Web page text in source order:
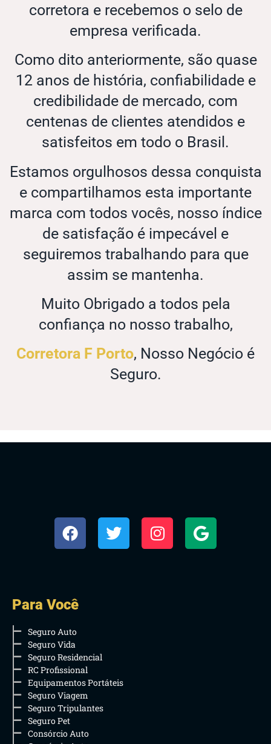
corretora e recebemos o selo de
empresa verificada.
Como dito anteriormente, são quase
12 anos de história, confiabilidade e
credibilidade de mercado, com
centenas de clientes atendidos e
satisfeitos em todo o Brasil.
Estamos orgulhosos dessa conquista
e compartilhamos esta importante
marca com todos vocês, nosso índice
de satisfação é impecável e
seguiremos trabalhando para que
assim se mantenha.
Muito Obrigado a todos pela
confiança no nosso trabalho,
Corretora F Porto, Nosso Negócio é
Seguro.
Para Você
Seguro Auto
Seguro Vida
Seguro Residencial
RC Profissional
Equipamentos Portáteis
Seguro Viagem
Seguro Tripulantes
Seguro Pet
Consórcio Auto